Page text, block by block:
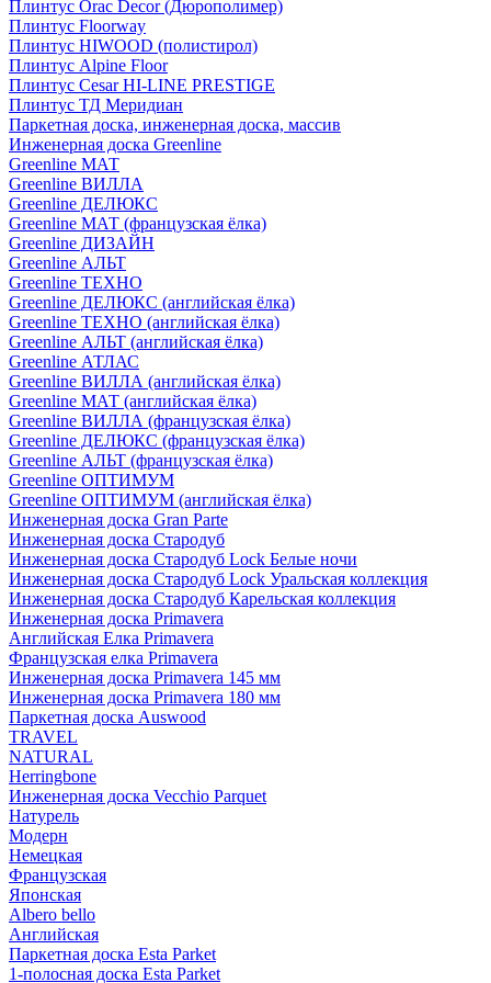
Плинтус Orac Decor (Дюрополимер)
Плинтус Floorway
Плинтус HIWOOD (полистирол)
Плинтус Alpine Floor
Плинтус Cesar HI-LINE PRESTIGE
Плинтус ТД Меридиан
Паркетная доска, инженерная доска, массив
Инженерная доска Greenline
Greenline МАТ
Greenline ВИЛЛА
Greenline ДЕЛЮКС
Greenline МАТ (французская ёлка)
Greenline ДИЗАЙН
Greenline АЛЬТ
Greenline ТЕХНО
Greenline ДЕЛЮКС (английская ёлка)
Greenline ТЕХНО (английская ёлка)
Greenline АЛЬТ (английская ёлка)
Greenline АТЛАС
Greenline ВИЛЛА (английская ёлка)
Greenline МАТ (английская ёлка)
Greenline ВИЛЛА (французская ёлка)
Greenline ДЕЛЮКС (французская ёлка)
Greenline АЛЬТ (французская ёлка)
Greenline ОПТИМУМ
Greenline ОПТИМУМ (английская ёлка)
Инженерная доска Gran Parte
Инженерная доска Стародуб
Инженерная доска Стародуб Lock Белые ночи
Инженерная доска Стародуб Lock Уральская коллекция
Инженерная доска Стародуб Карельская коллекция
Инженерная доска Primavera
Английская Елка Primavera
Французская елка Primavera
Инженерная доска Primavera 145 мм
Инженерная доска Primavera 180 мм
Паркетная доска Auswood
TRAVEL
NATURAL
Herringbone
Инженерная доска Vecchio Parquet
Натурель
Модерн
Немецкая
Французская
Японская
Albero bello
Английская
Паркетная доска Esta Parket
1-полосная доска Esta Parket